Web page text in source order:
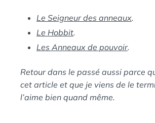
Le Seigneur des anneaux.
Le Hobbit.
Les Anneaux de pouvoir.
Retour dans le passé aussi parce
cet article et que je viens de le
l’aime bien quand même.